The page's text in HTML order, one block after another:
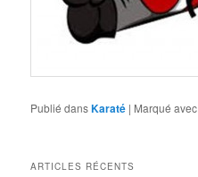
Publié dansKaraté | Marqué avec
ARTICLES RÉCENTS